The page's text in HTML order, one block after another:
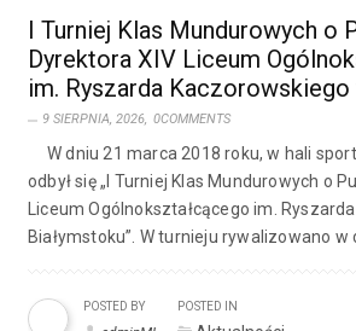
I Turniej Klas Mundurowych o
Dyrektora XIV Liceum
im. Ryszarda Kaczorowskiego
9 SIERPNIA, 2026, 0COMMENTS
W dniu 21 marca 2018 roku, w hali
odbył się „I Turniej Klas Mundurowych o
Liceum Ogólnokształcącego im.
Białymstoku”. W turnieju rywalizowano w
POSTED BY POSTED IN